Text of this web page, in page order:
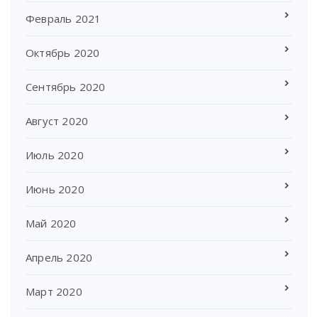
Февраль 2021
Октябрь 2020
Сентябрь 2020
Август 2020
Июль 2020
Июнь 2020
Май 2020
Апрель 2020
Март 2020